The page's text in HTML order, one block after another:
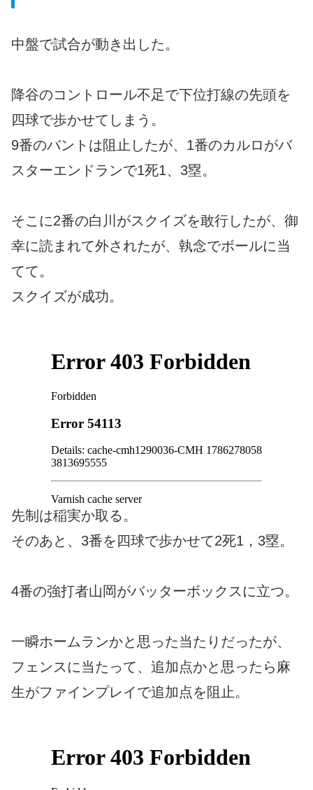
中盤で試合が動き出した。
降谷のコントロール不足で下位打線の先頭を
四球で歩かせてしまう。
9番のバントは阻止したが、1番のカルロがバ
スターエンドランで1死1、3塁。
そこに2番の白川がスクイズを敢行したが、御
幸に読まれて外されたが、執念でボールに当
てて。
スクイズが成功。
先制は稲実か取る。
そのあと、3番を四球で歩かせて2死1，3塁。
4番の強打者山岡がバッターボックスに立つ。
一瞬ホームランかと思った当たりだったが、
フェンスに当たって、追加点かと思ったら麻
生がファインプレイで追加点を阻止。